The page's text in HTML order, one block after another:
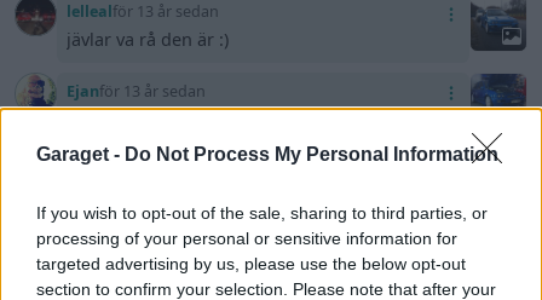
Garaget - Do Not Process My Personal Information
If you wish to opt-out of the sale, sharing to third parties, or
processing of your personal or sensitive information for
targeted advertising by us, please use the below opt-out
section to confirm your selection. Please note that after your
lellealför 13 år sedan
jävlar va rå den är :)
Ejanför 13 år sedan
turboalfen
Krokaför 13 år sedan
Så sjukt snygg! Körklar i sommar?